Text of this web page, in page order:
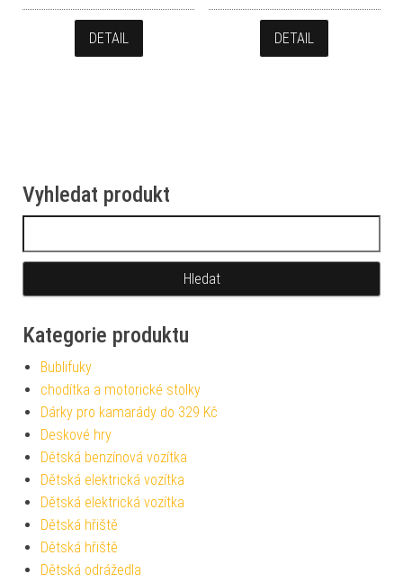
DETAIL DETAIL
Vyhledat produkt
Kategorie produktu
Bublifuky
chodítka a motorické stolky
Dárky pro kamarády do 329 Kč
Deskové hry
Dětská benzínová vozítka
Dětská elektrická vozítka
Dětská elektrická vozítka
Dětská hřiště
Dětská hřiště
Dětská odrážedla